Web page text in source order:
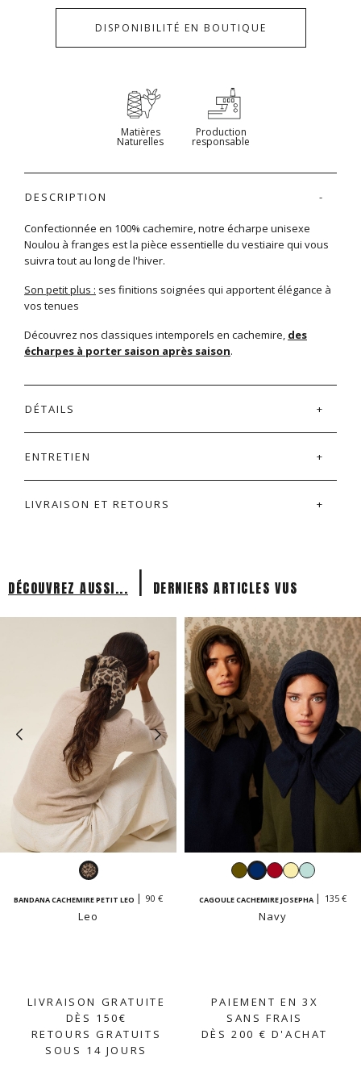
DISPONIBILITÉ EN BOUTIQUE
Matières
Naturelles
Production
responsable
DESCRIPTION
Confectionnée en 100% cachemire, notre écharpe unisexe
Noulou à franges est la pièce essentielle du vestiaire qui vous
suivra tout au long de l'hiver.
Son petit plus : ses finitions soignées qui apportent élégance à
vos tenues
Découvrez nos classiques intemporels en cachemire, des
écharpes à porter saison après saison.
DÉTAILS
ENTRETIEN
LIVRAISON ET RETOURS
DÉCOUVREZ AUSSI... | DERNIERS ARTICLES VUS
Leo
BANDANA CACHEMIRE PETIT LEO 90 €
Leo
KakiNavyRouge
JauneVert
CAGOULE CACHEMIRE JOSEPHA 135 €
Navy
LIVRAISON GRATUITE
DÈS 150€
RETOURS GRATUITS
SOUS 14 JOURS
PAIEMENT EN 3X
SANS FRAIS
DÈS 200 € D'ACHAT